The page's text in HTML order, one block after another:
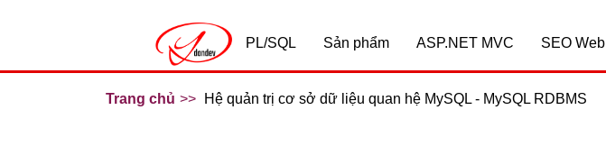
PL/SQL Sản phẩm ASP.NET MVC SEO Web
Trang chủ Hệ quản trị cơ sở dữ liệu quan hệ MySQL - MySQL RDBMS